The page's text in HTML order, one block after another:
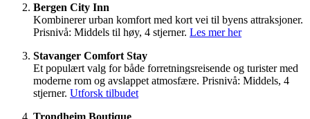
Bergen City Inn
Kombinerer urban komfort med kort vei til byens attraksjoner.
Prisnivå: Middels til høy, 4 stjerner. Les mer her
Stavanger Comfort Stay
Et populært valg for både forretningsreisende og turister med
moderne rom og avslappet atmosfære. Prisnivå: Middels, 4
stjerner. Utforsk tilbudet
Trondheim Boutique